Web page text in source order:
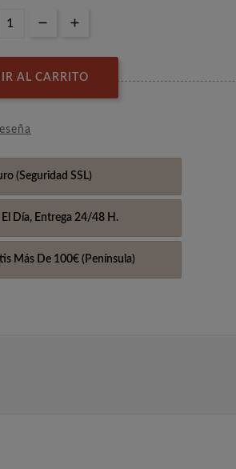
AL CARRITO
(Seguridad SSL)
El Día, Entrega 24/48 H.
Más De 100€ (Península)